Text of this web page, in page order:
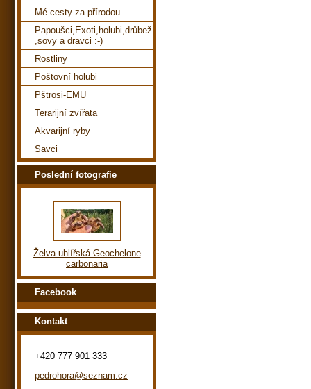
Mé cesty za přírodou
Papoušci,Exoti,holubi,drůbež
,sovy a dravci :-)
Rostliny
Poštovní holubi
Pštrosi-EMU
Terarijní zvířata
Akvarijní ryby
Savci
Poslední fotografie
Želva uhlířská Geochelone
carbonaria
Facebook
Kontakt
+420 777 901 333
pedrohora@seznam.cz